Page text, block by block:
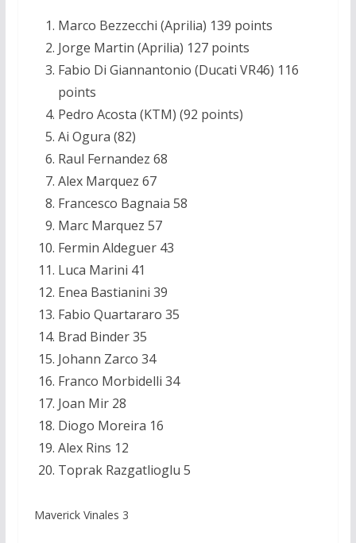
Marco Bezzecchi (Aprilia) 139 points
Jorge Martin (Aprilia) 127 points
Fabio Di Giannantonio (Ducati VR46) 116
points
Pedro Acosta (KTM) (92 points)
Ai Ogura (82)
Raul Fernandez 68
Alex Marquez 67
Francesco Bagnaia 58
Marc Marquez 57
Fermin Aldeguer 43
Luca Marini 41
Enea Bastianini 39
Fabio Quartararo 35
Brad Binder 35
Johann Zarco 34
Franco Morbidelli 34
Joan Mir 28
Diogo Moreira 16
Alex Rins 12
Toprak Razgatlioglu 5
Maverick Vinales 3